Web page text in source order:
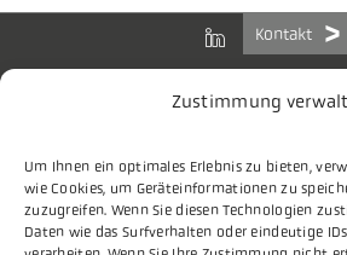
Zustimmung
Um Ihnen ein optimales Erlebnis zu bieten,
wie Cookies, um Geräteinformationen zu
zuzugreifen. Wenn Sie diesen Technologien
Daten wie das Surfverhalten oder eindeutige
Kontakt
Bundes-Arbeitsgemeinschaft
der Kommunalen IT-Dienstleister
Charlottenstraße 65
10117 Berlin